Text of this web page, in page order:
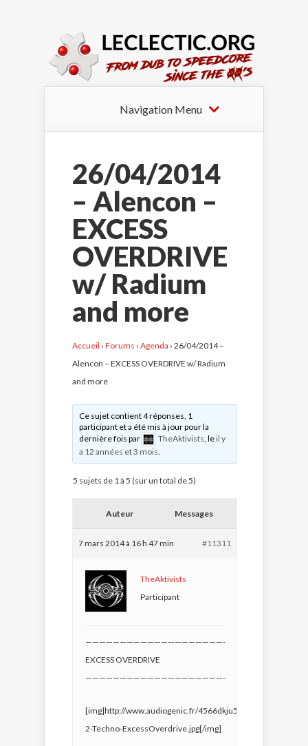
Navigation Menu
26/04/2014
– Alencon –
EXCESS
OVERDRIVE
w/ Radium
and more
Accueil › Forums › Agenda › 26/04/2014 –
Alencon – EXCESS OVERDRIVE w/ Radium
and more
Ce sujet contient 4 réponses, 1
participant et a été mis à jour pour la
dernière fois par
TheAktivists , leil y
a 12 années et 3 mois
5 sujets de 1 à 5 (sur un total de 5)
Auteur Messages
7 mars 2014 à 16 h 47 min #11311
TheAktivists
Participant
————————————————————-
EXCESS OVERDRIVE
————————————————————-
[img]http://www.audiogenic.fr/4566dkju54dfg/F13-
2-Techno-ExcessOverdrive.jpg[/img]